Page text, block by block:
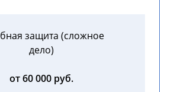
защита (сложное
дело)
от 60 000 руб.